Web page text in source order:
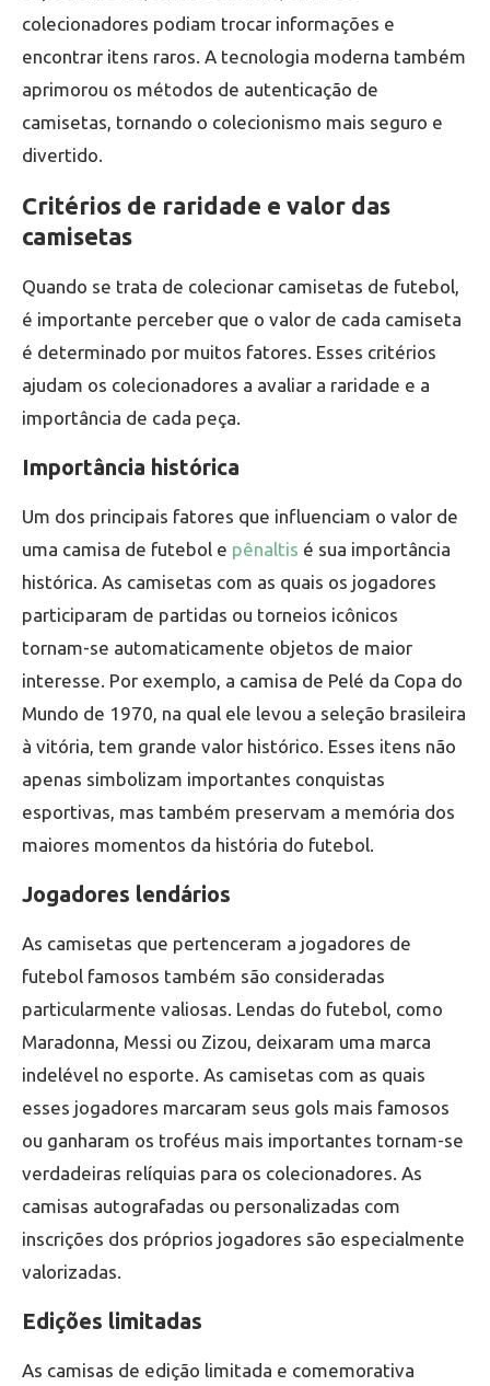
colecionadores podiam trocar informações e
encontrar itens raros. A tecnologia moderna também
aprimorou os métodos de autenticação de
camisetas, tornando o colecionismo mais seguro e
divertido.
Critérios de raridade e valor das
camisetas
Quando se trata de colecionar camisetas de futebol,
é importante perceber que o valor de cada camiseta
é determinado por muitos fatores. Esses critérios
ajudam os colecionadores a avaliar a raridade e a
importância de cada peça.
Importância histórica
Um dos principais fatores que influenciam o valor de
uma camisa de futebol e pênaltis é sua importância
histórica. As camisetas com as quais os jogadores
participaram de partidas ou torneios icônicos
tornam-se automaticamente objetos de maior
interesse. Por exemplo, a camisa de Pelé da Copa do
Mundo de 1970, na qual ele levou a seleção brasileira
à vitória, tem grande valor histórico. Esses itens não
apenas simbolizam importantes conquistas
esportivas, mas também preservam a memória dos
maiores momentos da história do futebol.
Jogadores lendários
As camisetas que pertenceram a jogadores de
futebol famosos também são consideradas
particularmente valiosas. Lendas do futebol, como
Maradonna, Messi ou Zizou, deixaram uma marca
indelével no esporte. As camisetas com as quais
esses jogadores marcaram seus gols mais famosos
ou ganharam os troféus mais importantes tornam-se
verdadeiras relíquias para os colecionadores. As
camisas autografadas ou personalizadas com
inscrições dos próprios jogadores são especialmente
valorizadas.
Edições limitadas
As camisas de edição limitada e comemorativa